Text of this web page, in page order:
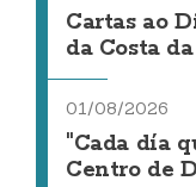
Cartas ao
da Costa
01/08/2026
"Cada día
Centro de